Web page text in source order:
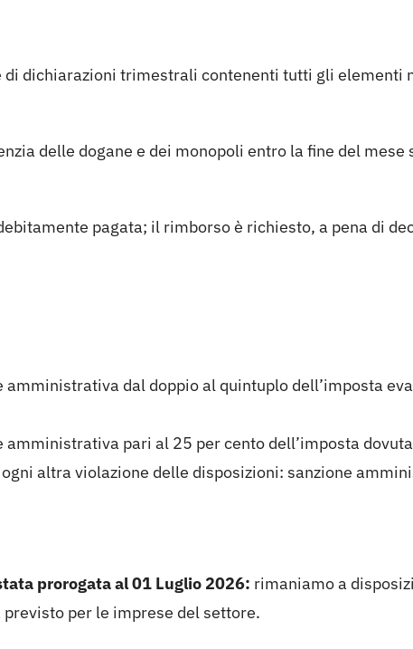
di dichiarazioni trimestrali contenenti tutti gli
delle dogane e dei monopoli entro la fine del
pagata; il rimborso è richiesto, a pena di
dal doppio al quintuplo dell’imposta
pari al 25 per cento dell’imposta
altra violazione delle disposizioni: sanzione
prorogata al 01 Luglio 2026: rimaniamo a
per le imprese del settore.